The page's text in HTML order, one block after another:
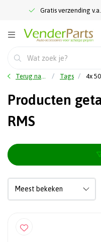
Gratis verzending
Terug naar home Tags
Producten
RMS